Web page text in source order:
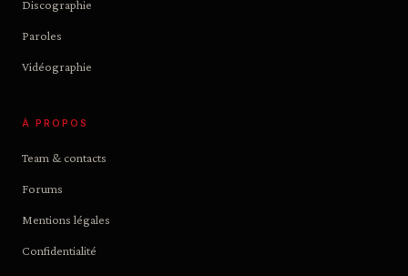
Discographie
Paroles
Vidéographie
À PROPOS
Team & contacts
Forums
Mentions légales
Confidentialité